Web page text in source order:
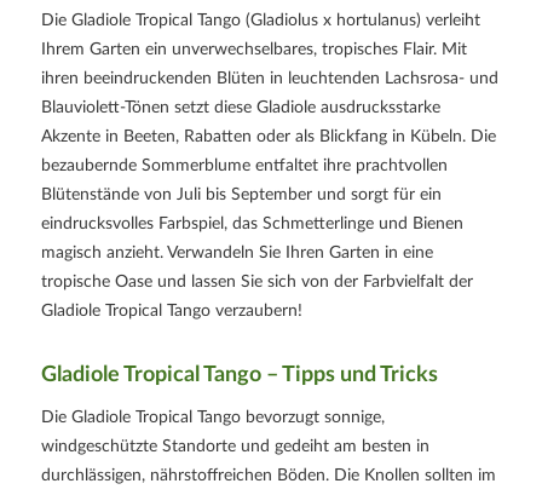
Die Gladiole Tropical Tango (Gladiolus x hortulanus) verleiht
Ihrem Garten ein unverwechselbares, tropisches Flair. Mit
ihren beeindruckenden Blüten in leuchtenden Lachsrosa- und
Blauviolett-Tönen setzt diese Gladiole ausdrucksstarke
Akzente in Beeten, Rabatten oder als Blickfang in Kübeln. Die
bezaubernde Sommerblume entfaltet ihre prachtvollen
Blütenstände von Juli bis September und sorgt für ein
eindrucksvolles Farbspiel, das Schmetterlinge und Bienen
magisch anzieht. Verwandeln Sie Ihren Garten in eine
tropische Oase und lassen Sie sich von der Farbvielfalt der
Gladiole Tropical Tango verzaubern!
Gladiole Tropical Tango – Tipps und Tricks
Die Gladiole Tropical Tango bevorzugt sonnige,
windgeschützte Standorte und gedeiht am besten in
durchlässigen, nährstoffreichen Böden. Die Knollen sollten im